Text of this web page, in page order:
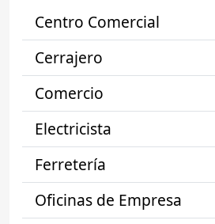
Centro Comercial
Cerrajero
Comercio
Electricista
Ferretería
Oficinas de Empresa